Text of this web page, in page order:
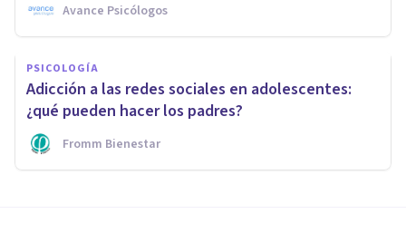
Avance Psicólogos
PSICOLOGÍA
Adicción a las redes sociales en adolescentes:
¿qué pueden hacer los padres?
Fromm Bienestar